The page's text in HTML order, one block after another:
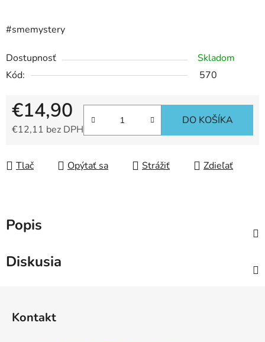
#smemystery
Dostupnosť
Skladom
Kód:
570
€14,90
€12,11 bez DPH
DO KOŠÍKA
Tlač Opýtať sa Strážiť Zdieľať
Popis
Diskusia
Kontakt